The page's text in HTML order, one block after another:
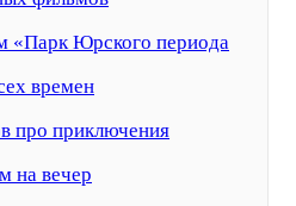
«Парк Юрского периода
времен
про приключения
на вечер